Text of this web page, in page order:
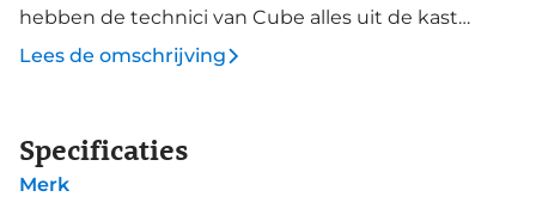
hebben de technici van Cube alles uit de kast
getrokken. Zoals mechanisch gevormde
framebuizen van licht maar sterk 6061 aluminium.
ruim schakelgemak. En omdat er natuurlijk altijd
een valpartij voor kan komen, is de derailleurpad
Lees de omschrijving
Specificaties
Merk